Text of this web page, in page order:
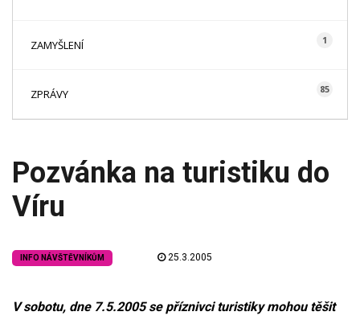
ZAMYŠLENÍ 1
ZPRÁVY 85
Pozvánka na turistiku do
Víru
INFO NÁVŠTĚVNÍKŮM 25.3.2005
V sobotu, dne 7.5.2005 se příznivci turistiky mohou těšit